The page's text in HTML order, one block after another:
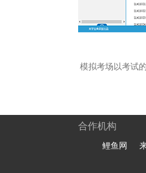
模拟考场以考试
合作机构
鲤鱼网